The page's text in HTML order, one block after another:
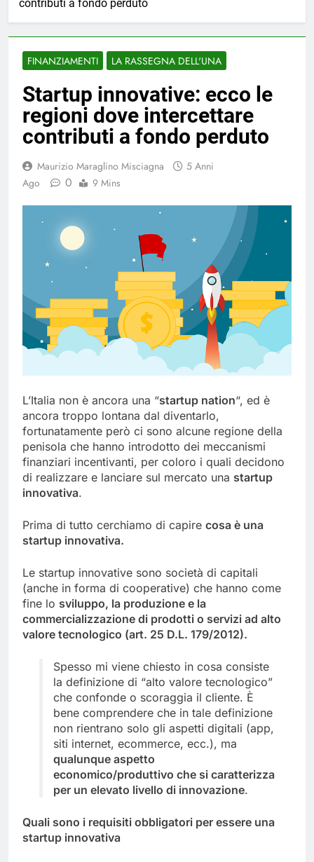
contributi a fondo perduto
FINANZIAMENTI LA RASSEGNA DELL'UNA
Startup innovative: ecco le
regioni dove intercettare
contributi a fondo perduto
Maurizio Maraglino Misciagna
5 Anni
Ago
0 9 Mins
L’Italia non è ancora una “startup nation“, ed è
ancora troppo lontana dal diventarlo,
fortunatamente però ci sono alcune regione della
penisola che hanno introdotto dei meccanismi
finanziari incentivanti, per coloro i quali decidono
di realizzare e lanciare sul mercato una startup
innovativa.
Prima di tutto cerchiamo di capire cosa è una
startup innovativa.
Le startup innovative sono società di capitali
(anche in forma di cooperative) che hanno come
fine lo sviluppo, la produzione e la
commercializzazione di prodotti o servizi ad alto
valore tecnologico (art. 25 D.L. 179/2012).
Spesso mi viene chiesto in cosa consiste
la definizione di “alto valore tecnologico”
che confonde o scoraggia il cliente. È
bene comprendere che in tale definizione
non rientrano solo gli aspetti digitali (app,
siti internet, ecommerce, ecc.), ma
qualunque aspetto
economico/produttivo che si caratterizza
per un elevato livello di innovazione.
Quali sono i requisiti obbligatori per essere una
startup innovativa